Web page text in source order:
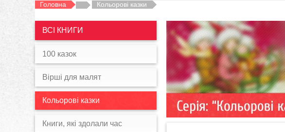
Головна Кольорові казки
ВСІ КНИГИ
100 казок
Вірші для малят
Кольорові казки
Книги, які здолали час